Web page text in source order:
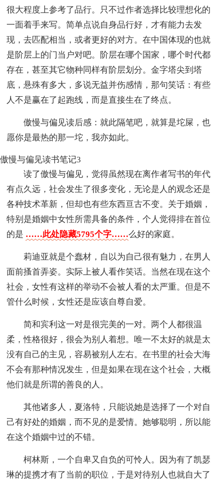
很大程度上参考了品行。只不过作者选择比较理想化的
一面着手来写。简单点说自身品行好，才有能力去发
现，去匹配相当，或者更好的对方。在中国体现的也就
是阶层上的门当户对吧。阶层在哪个国家，哪个时代都
存在，甚至其它物种同样有阶层划分。金字塔尖到塔
底，悬殊有多大，多说无益并伤感情，那句笑话：有些
人不是赢在了起跑线，而是直接生在了终点。
傲慢与偏见读后感：就此隔笔吧，就算是坨屎，也
愿你是最热的那一坨，我亦如此。
傲慢与偏见读书笔记3
读了傲慢与偏见，觉得虽然现在离作者写书的年代
有点久远，社会发生了很多变化，无论是人的观念还是
各种技术革新，但却也有些东西亘古不变。关于婚姻，
特别是婚姻中女性所需具备的条件，个人觉得排在首位
的是 ……此处隐藏5795个字……么好的家庭。
莉迪亚就是个蠢材，自以为自己很有魅力，在男人
面前搔首弄姿。实际上被人看作笑话。当然在现在这个
社会，女性有这样的举动不会被人看的太严重。但是不
管什么时候，女性还是应该自尊自爱。
简和宾利这一对是很完美的一对。两个人都很温
柔，性格很好，很会为别人着想。唯一不太好的就是太
没有自己的主见，容易被别人左右。在书里的社会大海
不会有那种情况发生，但是如果在现在这个社会，大概
他们就是所谓的善良的人。
其他诸多人，夏洛特，只能说她是选择了一个对自
己有好处的婚姻，而不见的是爱情。她够聪明，所以能
在这个婚姻中过的不错。
柯林斯，一个自卑又自负的可怜人。因为有了凯瑟
琳的提携才有了当前的职位，于是对待别人也就自大了